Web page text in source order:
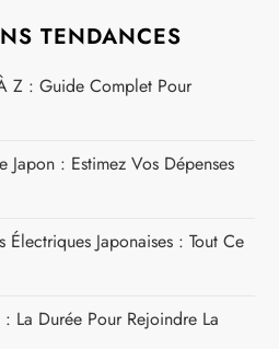
TENDANCES
Z : Guide Complet Pour
Japon : Estimez Vos Dépenses
Japonaises : Tout Ce
: La Durée Pour Rejoindre La